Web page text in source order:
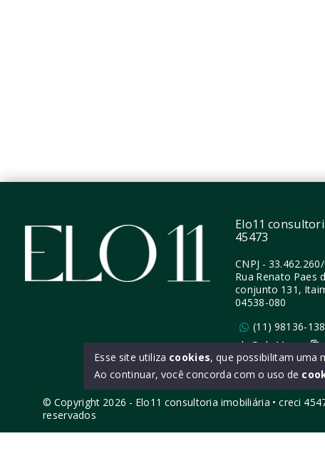
Elo11
45473
CNPJ -
Rua Renato Paes
conjunto 131,
04538-080
(11) 98136-
ola@elo11.com
© Copyright 2026 - Elo11 consultoria imobiliária • creci
reservados
Esse site utiliza cookies, que possibilitam uma
Ao continuar, você concorda com o uso de